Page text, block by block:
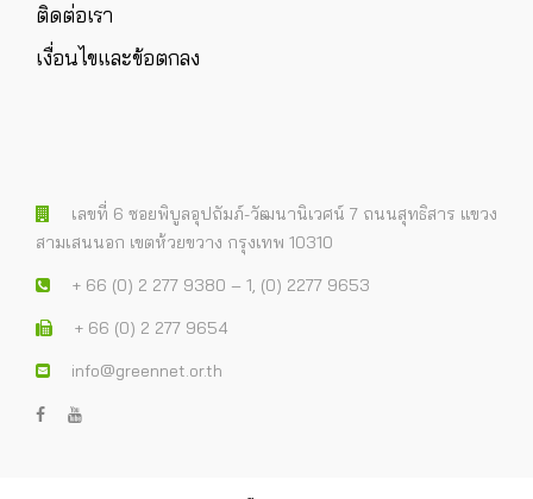
ติดต่อเรา
เงื่อนไขและข้อตกลง
เลขที่ 6 ซอยพิบูลอุปถัมภ์-วัฒนานิเวศน์ 7 ถนนสุทธิสาร แขวง
สามเสนนอก เขตห้วยขวาง กรุงเทพ 10310
+ 66 (0) 2 277 9380 – 1, (0) 2277 9653
+ 66 (0) 2 277 9654
info@greennet.or.th